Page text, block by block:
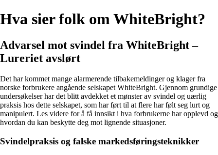
Hva sier folk om WhiteBright?
Advarsel mot svindel fra WhiteBright –
Lureriet avslørt
Det har kommet mange alarmerende tilbakemeldinger og klager fra
norske forbrukere angående selskapet WhiteBright. Gjennom grundige
undersøkelser har det blitt avdekket et mønster av svindel og uærlig
praksis hos dette selskapet, som har ført til at flere har følt seg lurt og
manipulert. Les videre for å få innsikt i hva forbrukerne har opplevd og
hvordan du kan beskytte deg mot lignende situasjoner.
Svindelpraksis og falske markedsføringsteknikker